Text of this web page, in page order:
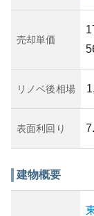
の物件であり
るリスクは存在
せん。地震な
売却単価
リノベ後相場
表面利回り
建物概要